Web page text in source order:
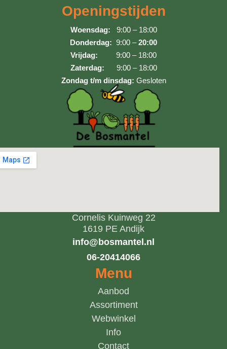
Openingstijden
Woensdag: 9:00 – 18:00
Donderdag: 9:00 –20:00
Vrijdag: 9:00 – 18:00
Zaterdag: 9:00 – 18:00
Zondag t/m dinsdag: Gesloten
Cornelis Kuinweg 22
1619 PE Andijk
info@bosmantel.nl
06-20414066
Menu
Aanbod
Assortiment
Webwinkel
Info
Contact